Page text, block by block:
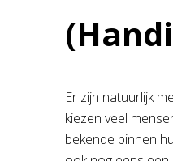
Er zijn natuurlijk
kiezen veel
bekende binnen